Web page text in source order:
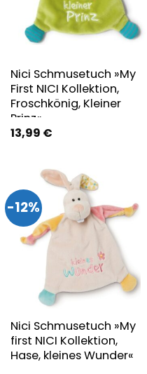
Nici Schmusetuch »My
First NICI Kollektion,
Froschkönig, Kleiner
Prinz«
13,99 €
-12%
Nici Schmusetuch »My
first NICI Kollektion,
Hase, kleines Wunder«